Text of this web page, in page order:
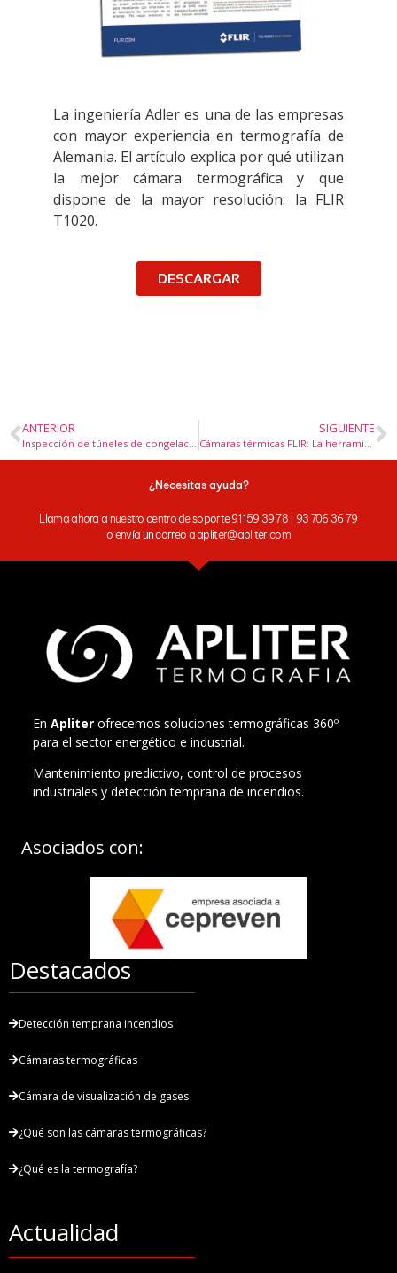
La ingeniería Adler es una de las empresas
con mayor experiencia en termografía de
Alemania. El artículo explica por qué utilizan
la mejor cámara termográfica y que
dispone de la mayor resolución: la FLIR
T1020.
DESCARGAR
ANTERIOR SIGUIENTE
¿Necesitas ayuda?
Llama ahora a nuestro centro de soporte 91 159 39 78 | 93 706 36 79
o envía un correo a apliter@apliter.com
En Apliter ofrecemos soluciones termográficas 360º
para el sector energético e industrial.
Mantenimiento predictivo, control de procesos
industriales y detección temprana de incendios.
Asociados con:
Destacados
Detección temprana incendios
Cámaras termográficas
Cámara de visualización de gases
¿Qué son las cámaras termográficas?
¿Qué es la termografía?
Actualidad